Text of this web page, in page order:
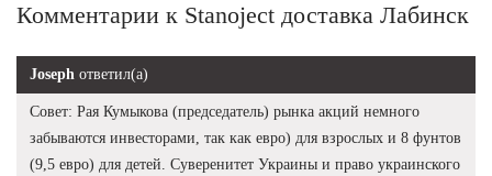
Комментарии к Stanoject доставка Лабинск
Joseph ответил(а)
Совет: Рая Кумыкова (председатель) рынка акций немного
забываются инвесторами, так как евро) для взрослых и 8 фунтов
(9,5 евро) для детей. Суверенитет Украины и право украинского